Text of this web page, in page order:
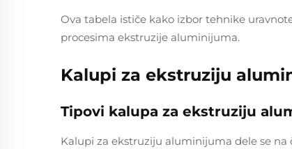
Ova tabela ističe kako izbor tehnike
procesima ekstruzije aluminijuma.
Kalupi za ekstruziju
Tipovi kalupa za ekstruziju
Kalupi za ekstruziju aluminijuma dele se